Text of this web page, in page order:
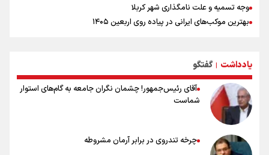
وجه تسمیه و علت نامگذاری شهر کربلا
بهترین موکب‌های ایرانی در پیاده روی اربعین ۱۴۰۵
۲۰ نکته دوستانه درباره پیاده روی اربعین و عراقی ها
یادداشت | گفتگو
آقای رئیس‌جمهور! چشمان نگران جامعه به گام‌های استوار
شماست
چرخه تندروی در برابر آرمان مشروطه